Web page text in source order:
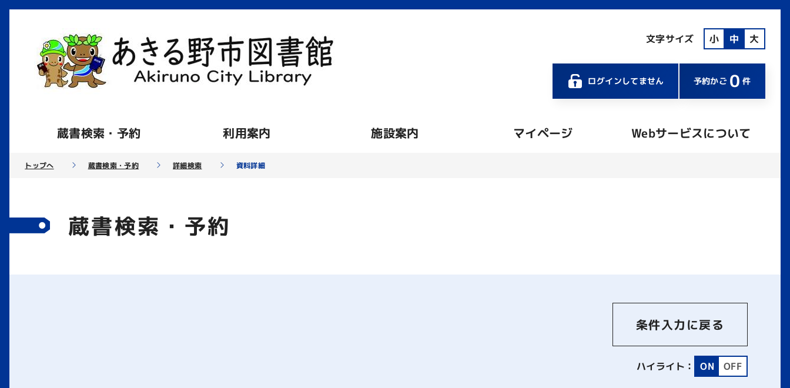
文字サイズ 小 中 大
ログインしてません 予約かご 0 件
蔵書検索・予約 利用案内 施設案内 マイページ Webサービスについて
トップへ 蔵書検索・予約 詳細検索 資料詳細
蔵書検索・予約
条件入力に戻る
ハイライト： ON OFF